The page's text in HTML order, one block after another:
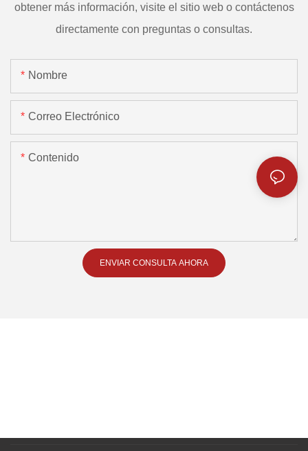
obtener más información, visite el sitio web o contáctenos
directamente con preguntas o consultas.
Nombre
Correo Electrónico
Contenido
ENVIAR CONSULTA AHORA